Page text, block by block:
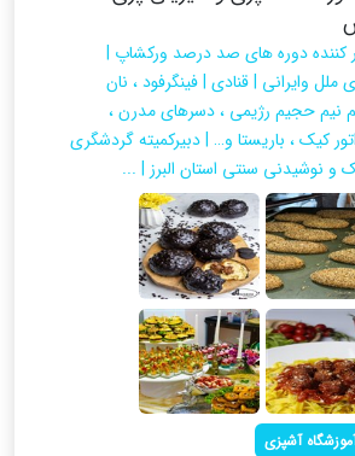
کننده دوره های صد درصد ورکشاپ |
ملل وایرانی | قنادی | فینگرفود ، نان
نیم حجیم رژیمی ، دسرهای مدرن ،
کیک ، باریستا و… | دبیرکمیته گردشگری
و نوشیدنی سنتی استان البرز | ...
آشپزی